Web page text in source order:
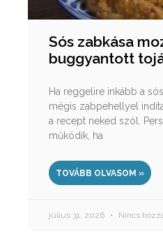
Sós zabkása
buggyantott
Ha reggelire inkább a
mégis zabpehellyel
a recept neked szól.
működik, ha
TOVÁBB OLVASOM »
július 31, 2026 Nincs